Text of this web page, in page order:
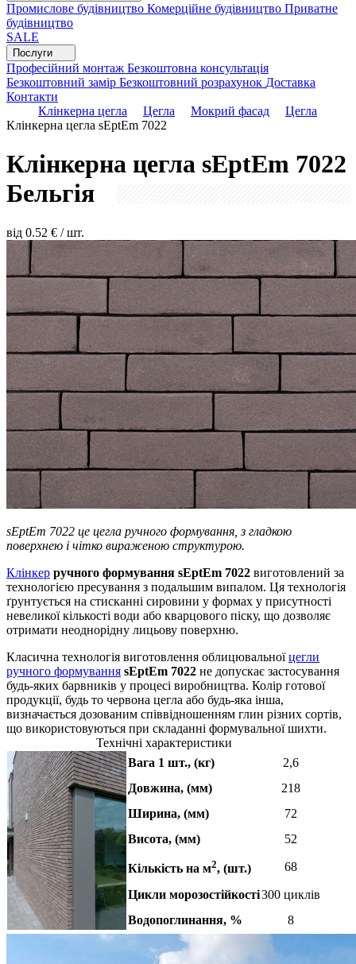
Промислове будівництво Комерційне будівництво Приватне
будівництво
SALE
Послуги
Професійний монтаж Безкоштовна консультація
Безкоштовний замір Безкоштовний розрахунок Доставка
Контакти
Клінкерна цегла
Цегла Мокрий фасад
Цегла
Клінкерна цегла sEptEm 7022
Клінкерна цегла sEptEm 7022
Бельгія
від 0.52 € / шт.
sEptEm 7022 це цегла ручного формування, з гладкою
поверхнею і чітко вираженою структурою.
Клінкер ручного формування sEptEm 7022 виготовлений за
технологією пресування з подальшим випалом. Ця технологія
ґрунтується на стисканні сировини у формах у присутності
невеликої кількості води або кварцового піску, що дозволяє
отримати неоднорідну лицьову поверхню.
Класична технологія виготовлення облицювальноїцегли
ручного формування sEptEm 7022 не допускає застосування
будь-яких барвників у процесі виробництва. Колір готової
продукції, будь то червона цегла або будь-яка інша,
визначається дозованим співвідношенням глин різних сортів,
що використовуються при складанні формувальної шихти.
Технічні характеристики
Вага 1 шт., (кг)
2,6
Довжина, (мм)
218
Ширина, (мм)
72
Висота, (мм)
52
Кількість на м2, (шт.) 68
Цикли морозостійкості300 циклів
Водопоглинання, %
8